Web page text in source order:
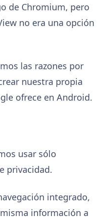
de Chromium, pero
no era una opción
las razones por
nuestra propia
ofrece en Android.
usar sólo
privacidad.
integrado,
información a